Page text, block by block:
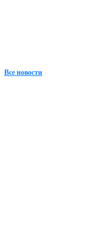
Все новости